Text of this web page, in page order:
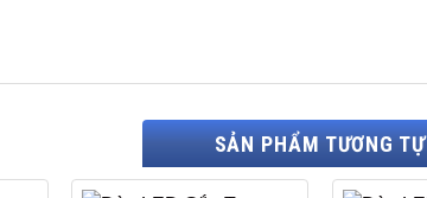
SẢN PHẨM TƯƠNG TỰ